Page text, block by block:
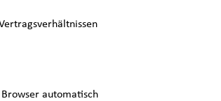
automatisch